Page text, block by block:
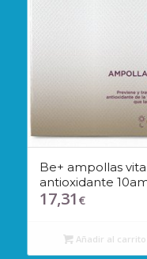
Be+ ampollas
antioxidante
17,31 €
Añadir al carrito